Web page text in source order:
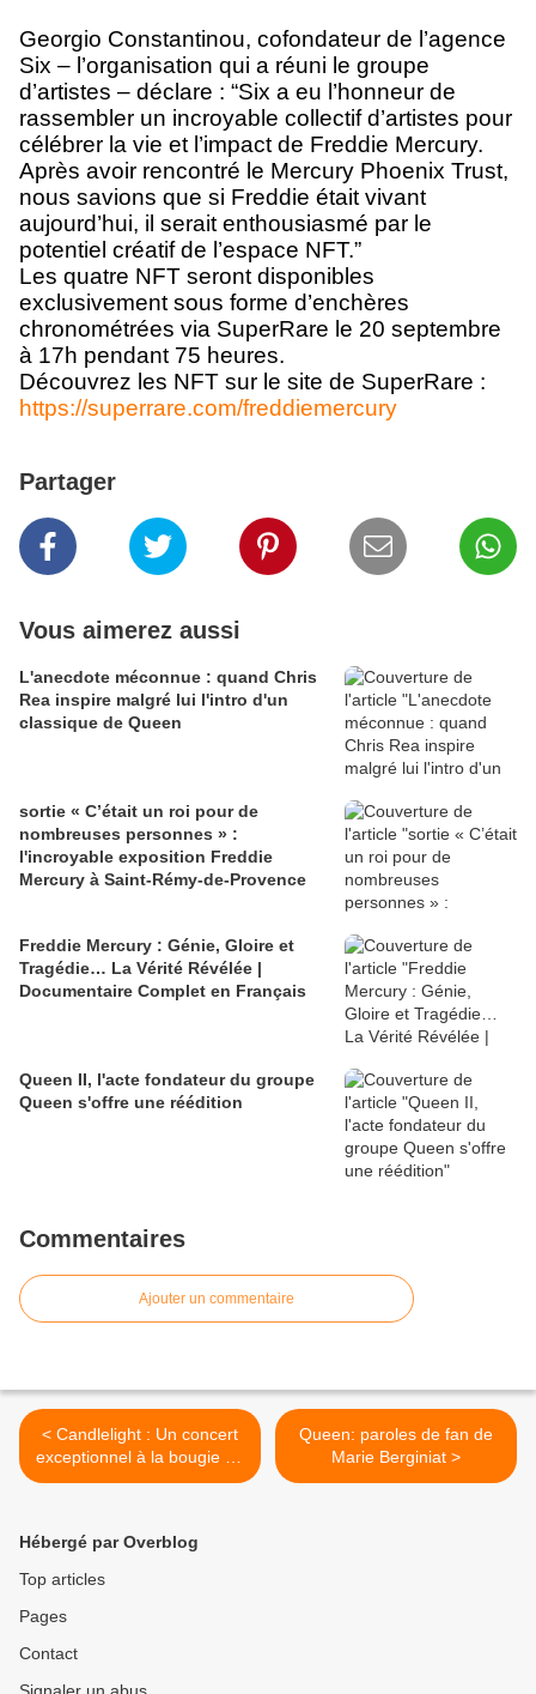
Georgio Constantinou, cofondateur de l’agence
Six – l’organisation qui a réuni le groupe
d’artistes – déclare : “Six a eu l’honneur de
rassembler un incroyable collectif d’artistes pour
célébrer la vie et l’impact de Freddie Mercury.
Après avoir rencontré le Mercury Phoenix Trust,
nous savions que si Freddie était vivant
aujourd’hui, il serait enthousiasmé par le
potentiel créatif de l’espace NFT.”
Les quatre NFT seront disponibles
exclusivement sous forme d’enchères
chronométrées via SuperRare le 20 septembre
à 17h pendant 75 heures.
Découvrez les NFT sur le site de SuperRare :
https://superrare.com/freddiemercury
Partager
Vous aimerez aussi
L'anecdote méconnue : quand Chris
Rea inspire malgré lui l'intro d'un
classique de Queen
sortie « C’était un roi pour de
nombreuses personnes » :
l'incroyable exposition Freddie
Mercury à Saint-Rémy-de-Provence
Freddie Mercury : Génie, Gloire et
Tragédie… La Vérité Révélée |
Documentaire Complet en Français
Queen II, l'acte fondateur du groupe
Queen s'offre une réédition
Commentaires
Ajouter un commentaire
< Candlelight : Un concert
exceptionnel à la bougie en
hommage à Queen arrive à
Queen: paroles de fan de
Marie Berginiat >
Hébergé par Overblog
Top articles
Pages
Contact